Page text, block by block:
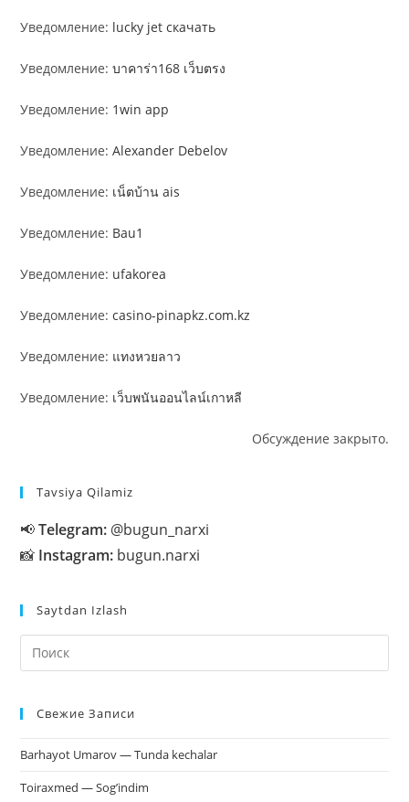
Уведомление: lucky jet скачать
Уведомление:บาคาร่า168 เว็บตรง
Уведомление: 1win app
Уведомление:Alexander Debelov
Уведомление: เน็ตบ้าน ais
Уведомление: Bau1
Уведомление: ufakorea
Уведомление:casino-pinapkz.com.kz
Уведомление: แทงหวยลาว
Уведомление: เว็บพนันออนไลน์เกาหลี
Обсуждение закрыто.
Tavsiya Qilamiz
📢Telegram: @bugun_narxi
📸 Instagram: bugun.narxi
Saytdan Izlash
Свежие Записи
Barhayot Umarov — Tunda kechalar
Toiraxmed — Sog’indim